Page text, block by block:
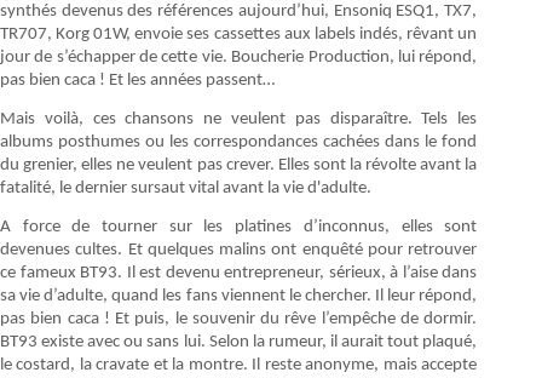
synthés devenus des références aujourd’hui, Ensoniq ESQ1, TX7,
TR707, Korg 01W, envoie ses cassettes aux labels indés, rêvant un
jour de s’échapper de cette vie. Boucherie Production, lui répond,
pas bien caca ! Et les années passent…
Mais voilà, ces chansons ne veulent pas disparaître. Tels les
albums posthumes ou les correspondances cachées dans le fond
du grenier, elles ne veulent pas crever. Elles sont la révolte avant la
fatalité, le dernier sursaut vital avant la vie d'adulte.
A force de tourner sur les platines d’inconnus, elles sont
devenues cultes. Et quelques malins ont enquêté pour retrouver
ce fameux BT93. Il est devenu entrepreneur, sérieux, à l’aise dans
sa vie d’adulte, quand les fans viennent le chercher. Il leur répond,
pas bien caca ! Et puis, le souvenir du rêve l’empêche de dormir.
BT93 existe avec ou sans lui. Selon la rumeur, il aurait tout plaqué,
le costard, la cravate et la montre. Il reste anonyme, mais accepte